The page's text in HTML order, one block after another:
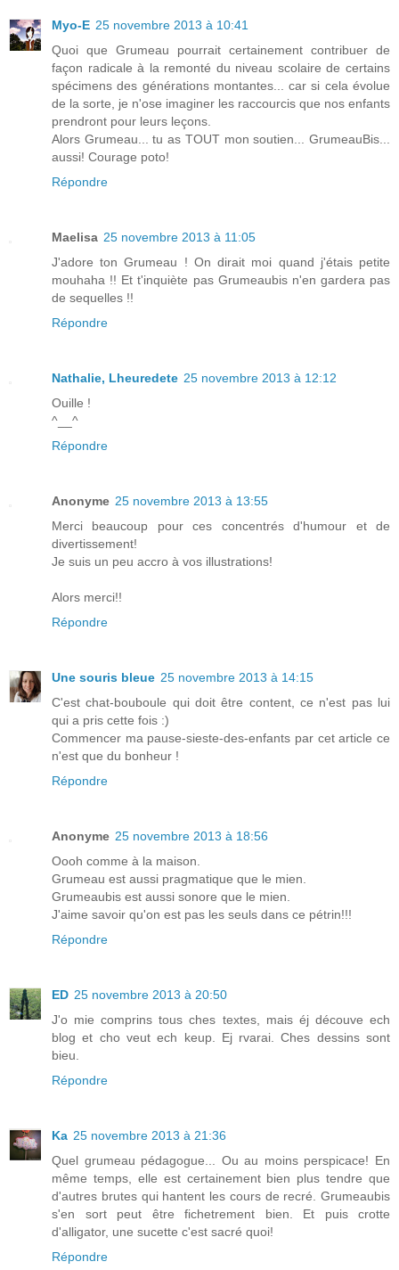
Myo-E 25 novembre 2013 à 10:41
Quoi que Grumeau pourrait certainement contribuer de
façon radicale à la remonté du niveau scolaire de certains
spécimens des générations montantes... car si cela évolue
de la sorte, je n'ose imaginer les raccourcis que nos enfants
prendront pour leurs leçons.
Alors Grumeau... tu as TOUT mon soutien... GrumeauBis...
aussi! Courage poto!
Répondre
Maelisa 25 novembre 2013 à 11:05
J'adore ton Grumeau ! On dirait moi quand j'étais petite
mouhaha !! Et t'inquiète pas Grumeaubis n'en gardera pas
de sequelles !!
Répondre
Nathalie, Lheuredete 25 novembre 2013 à 12:12
Ouille !
^__^
Répondre
Anonyme 25 novembre 2013 à 13:55
Merci beaucoup pour ces concentrés d'humour et de
divertissement!
Je suis un peu accro à vos illustrations!
Alors merci!!
Répondre
Une souris bleue 25 novembre 2013 à 14:15
C'est chat-bouboule qui doit être content, ce n'est pas lui
qui a pris cette fois :)
Commencer ma pause-sieste-des-enfants par cet article ce
n'est que du bonheur !
Répondre
Anonyme 25 novembre 2013 à 18:56
Oooh comme à la maison.
Grumeau est aussi pragmatique que le mien.
Grumeaubis est aussi sonore que le mien.
J'aime savoir qu'on est pas les seuls dans ce pétrin!!!
Répondre
ED 25 novembre 2013 à 20:50
J'o mie comprins tous ches textes, mais éj découve ech
blog et cho veut ech keup. Ej rvarai. Ches dessins sont
bieu.
Répondre
Ka 25 novembre 2013 à 21:36
Quel grumeau pédagogue... Ou au moins perspicace! En
même temps, elle est certainement bien plus tendre que
d'autres brutes qui hantent les cours de recré. Grumeaubis
s'en sort peut être fichetrement bien. Et puis crotte
d'alligator, une sucette c'est sacré quoi!
Répondre